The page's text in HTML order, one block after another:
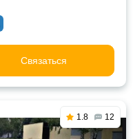
Связаться
1.8 12